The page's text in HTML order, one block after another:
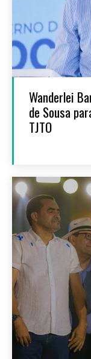
Wanderlei
de Sousa
TJTO